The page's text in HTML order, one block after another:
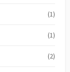
(1)
(1)
(2)